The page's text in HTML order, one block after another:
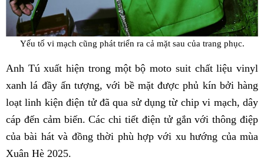
Yếu tố vi mạch cũng phát triển ra cả mặt sau của trang phục.
Anh Tú xuất hiện trong một bộ moto suit chất liệu vinyl
xanh lá đầy ấn tượng, với bề mặt được phủ kín bởi hàng
loạt linh kiện điện tử đã qua sử dụng từ chip vi mạch, dây
cáp đến cảm biến. Các chi tiết điện tử gắn với thông điệp
của bài hát và đồng thời phù hợp với xu hướng của mùa
Xuân Hè 2025.